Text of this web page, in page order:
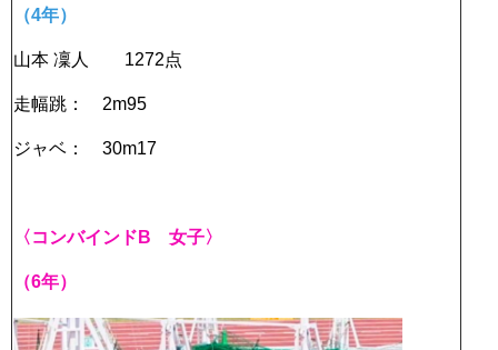
（4年）
山本 凜人 1272点
走幅跳： 2m95
ジャベ： 30m17
〈コンバインドB 女子〉
（6年）